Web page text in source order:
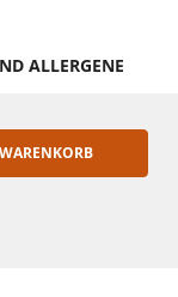
ALLERGENE